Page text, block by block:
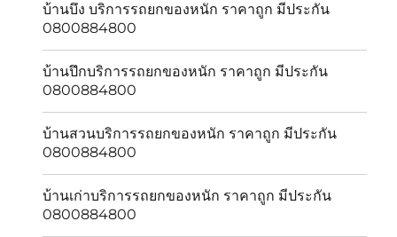
บ้านบึง บริการรถยกของหนัก ราคาถูก มีประกัน
0800884800
บ้านปึกบริการรถยกของหนัก ราคาถูก มีประกัน
0800884800
บ้านสวนบริการรถยกของหนัก ราคาถูก มีประกัน
0800884800
บ้านเก่าบริการรถยกของหนัก ราคาถูก มีประกัน
0800884800